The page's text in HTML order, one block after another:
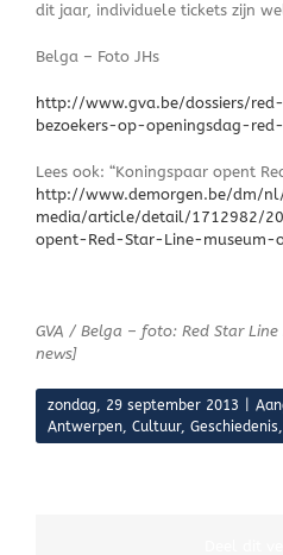
dit jaar, individuele tickets zijn
Belga – Foto JHs
http://www.gva.be/dossiers/
bezoekers-op-openingsdag-
Lees ook: “Koningspaar opent
http://www.demorgen.be/dm/
media/article/detail/1712982/
opent-Red-Star-Line-museum-
GVA / Belga – foto: Red Star
news]
zondag, 29 september 2013
Antwerpen, Cultuur, Geschiedenis,